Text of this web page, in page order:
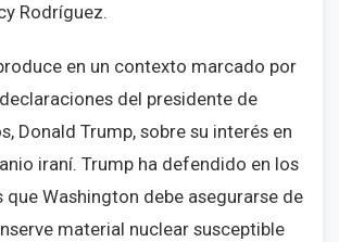
Rodríguez.
en un contexto marcado por
del presidente de
Donald Trump, sobre su interés en
iraní. Trump ha defendido en los
que Washington debe asegurarse de
material nuclear susceptible